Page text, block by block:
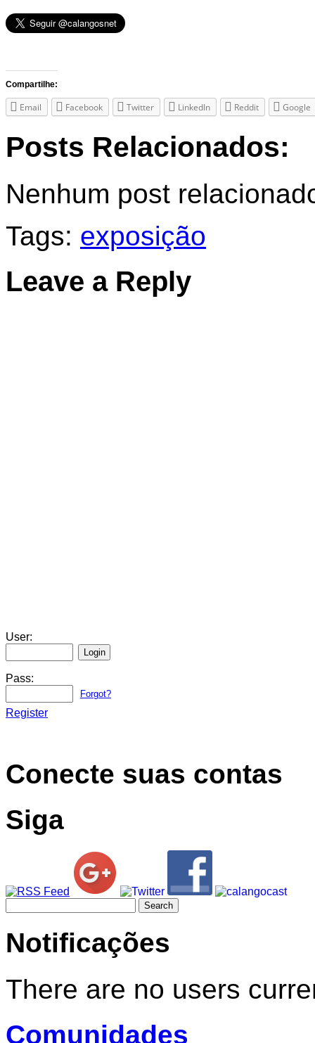
Compartilhe:
Email Facebook Twitter LinkedIn Reddit Google
Posts Relacionados:
Nenhum post
Tags: exposição
Leave a Reply
User:
Pass:
Forgot?
Register
Conecte suas contas
Siga
for:
Notificações
There are no users
Comunidades